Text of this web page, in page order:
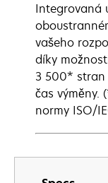
Integrovaná
vašeho
díky
3 500*
čas výměny.
normy ISO/